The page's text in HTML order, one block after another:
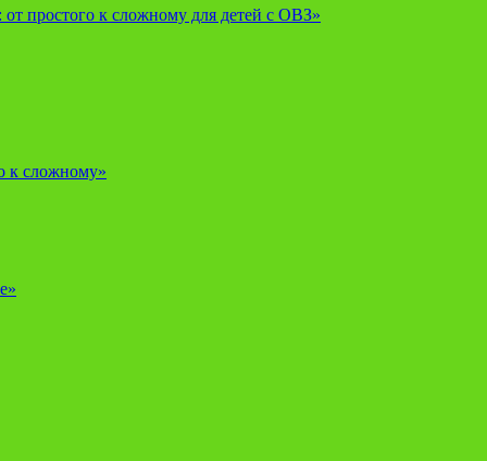
простого к сложному для детей с ОВЗ»
к сложному»